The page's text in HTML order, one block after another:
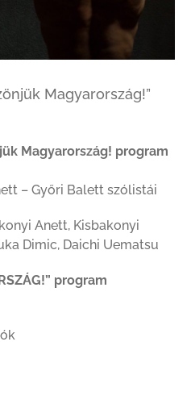
Magyarország!”
Magyarország! program
– Győri Balett szólistái
Anett, Kisbakonyi
Dimic, Daichi Uematsu
program